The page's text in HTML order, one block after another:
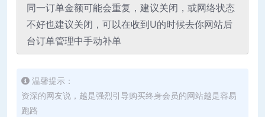
同一订单金额可能会重复，建议关闭，或网络状态
不好也建议关闭，可以在收到U的时候去你网站后
台订单管理中手动补单
温馨提示：
资深的网友说，越是强烈引导购买终身会员的网站越是容易
跑路